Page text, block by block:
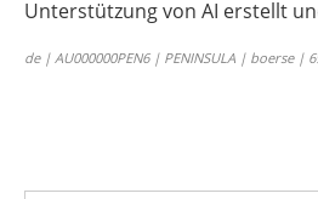
Unterstützung von AI erstellt
de | AU000000PEN6 | PENINSULA | boerse |